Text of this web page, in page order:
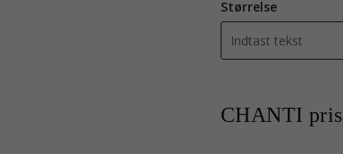
Størrelse
CHANTI pris